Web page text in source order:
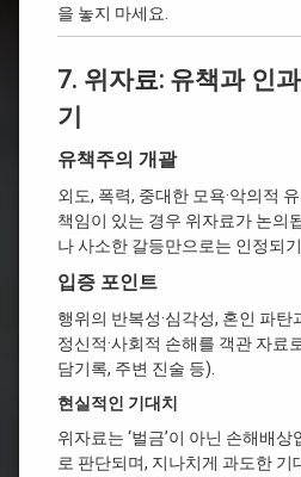
을 놓지 마세요.
7. 위자료: 유책과 인
기
유책주의 개괄
외도, 폭력, 중대한 모욕·악의적
책임이 있는 경우 위자료가 논의
나 사소한 갈등만으로는 인정되
입증 포인트
행위의 반복성·심각성, 혼인 파
정신적·사회적 손해를 객관 자료
담기록, 주변 진술 등).
현실적인 기대치
위자료는 ‘벌금’이 아닌 손해배
로 판단되며, 지나치게 과도한 기